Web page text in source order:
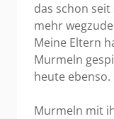
das schon
mehr
Meine Eltern
Murmeln
heute ebenso.
Murmeln mit